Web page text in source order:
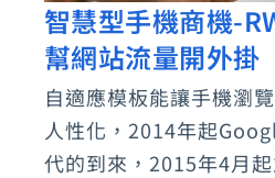
智慧型手機商機-
幫網站流量開外掛
自適應模板能讓手機瀏
人性化，2014年起
代的到來，2015年4月
智
慧
型
手
機